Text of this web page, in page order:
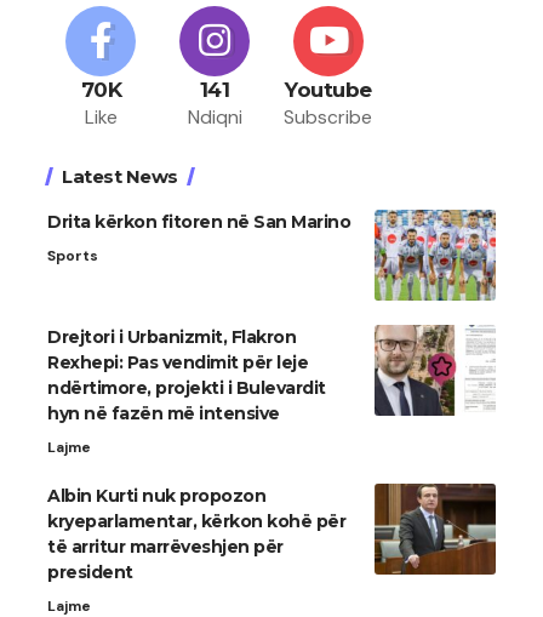
70K
Like
141
Ndiqni
Youtube
Subscribe
Latest News
Drita kërkon fitoren në San Marino
Sports
Drejtori i Urbanizmit, Flakron
Rexhepi: Pas vendimit për leje
ndërtimore, projekti i Bulevardit
hyn në fazën më intensive
Lajme
Albin Kurti nuk propozon
kryeparlamentar, kërkon kohë për
të arritur marrëveshjen për
president
Lajme